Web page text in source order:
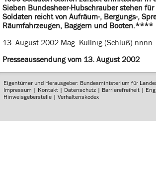
Sieben Bundesheer-Hubschrauber stehen
Soldaten reicht von Aufräum-, Bergungs-,
Räumfahrzeugen, Baggern und Booten.****
13. August 2002 Mag. Kullnig (Schluß) nnnn
Presseaussendung vom 13. August 2002
Eigentümer und Herausgeber: Bundesministerium für
Impressum | Kontakt | Datenschutz | Barrierefreiheit |
Hinweisgeberstelle |Verhaltenskodex